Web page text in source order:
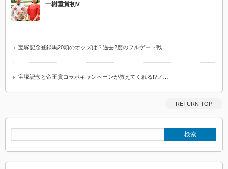
一樹重賞初V
宝塚記念登録馬20頭のオッズは？過去2度のフルゲート戦…
宝塚記念と帝王賞コラボキャンペーンが教えてくれる!?ノ…
RETURN TOP